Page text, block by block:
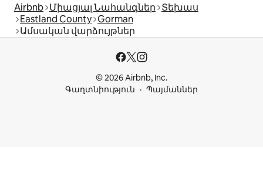
Airbnb Միացյալ Նահանգներ Տեխաս
Eastland County Gorman
Ամսական վարձույթներ
© 2026 Airbnb, Inc.
Գաղտնիություն
Պայմաններ